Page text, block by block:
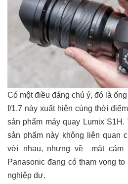
Có một điều đáng chú ý, đó là
f/1.7 này xuất hiện cùng thời
sản phẩm máy quay Lumix
sản phẩm này không liên quan
với nhau, nhưng về mặt cảm
Panasonic đang có tham vọng
nghiệp dư.